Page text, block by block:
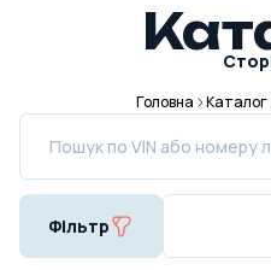
Головна Каталог
Фільтр